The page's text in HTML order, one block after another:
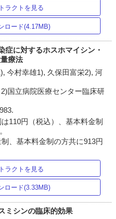
ラクトを見る
ロード(4.17MB)
症に対するホスホマイシン・
療法
今村幸雄1), 久保田富栄2), 河
国立病院医療センター臨床研
110円（税込）、基本料金制
、基本料金制の方共に913円
ラクトを見る
ロード(3.33MB)
ミシンの臨床的効果